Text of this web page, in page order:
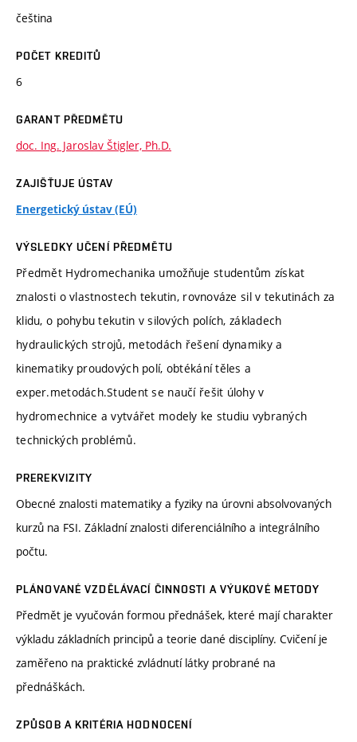
čeština
POČET KREDITŮ
6
GARANT PŘEDMĚTU
doc. Ing. Jaroslav Štigler, Ph.D.
ZAJIŠŤUJE ÚSTAV
Energetický ústav (EÚ)
VÝSLEDKY UČENÍ PŘEDMĚTU
Předmět Hydromechanika umožňuje studentům získat
znalosti o vlastnostech tekutin, rovnováze sil v tekutinách za
klidu, o pohybu tekutin v silových polích, základech
hydraulických strojů, metodách řešení dynamiky a
kinematiky proudových polí, obtékání těles a
exper.metodách.Student se naučí řešit úlohy v
hydromechnice a vytvářet modely ke studiu vybraných
technických problémů.
PREREKVIZITY
Obecné znalosti matematiky a fyziky na úrovni absolvovaných
kurzů na FSI. Základní znalosti diferenciálního a integrálního
počtu.
PLÁNOVANÉ VZDĚLÁVACÍ ČINNOSTI A VÝUKOVÉ METODY
Předmět je vyučován formou přednášek, které mají charakter
výkladu základních principů a teorie dané disciplíny. Cvičení je
zaměřeno na praktické zvládnutí látky probrané na
přednáškách.
ZPŮSOB A KRITÉRIA HODNOCENÍ